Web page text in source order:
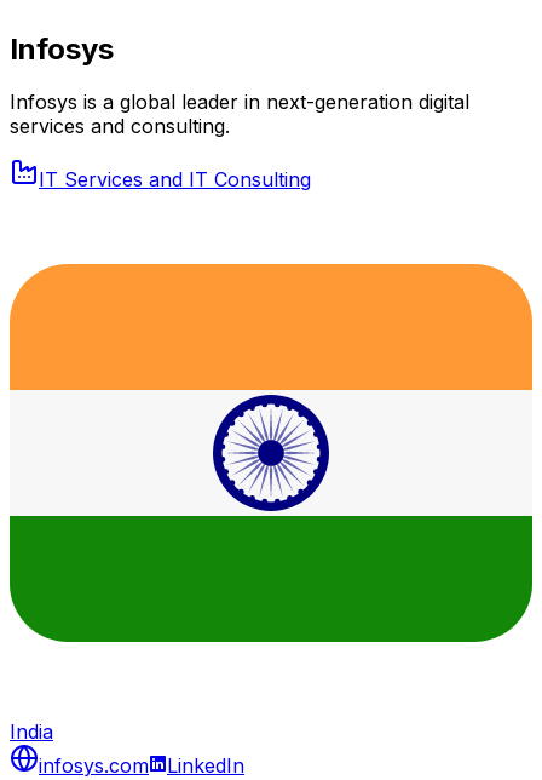
Infosys
Infosys is a global leader in next-generation digital
services and consulting.
IT Services and IT Consulting
India
infosys.com
LinkedIn